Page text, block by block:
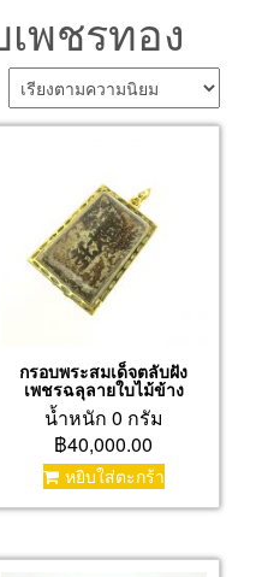
พชรทอง
กรอบพระสมเด็จตลับฝัง
เพชรฉลุลายใบไม้ข้าง
น้ำหนัก 0 กรัม
฿40,000.00
หยิบใส่ตะกร้า